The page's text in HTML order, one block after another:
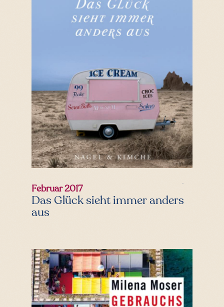
Das Glück sieht immer anders
aus
Februar 2017